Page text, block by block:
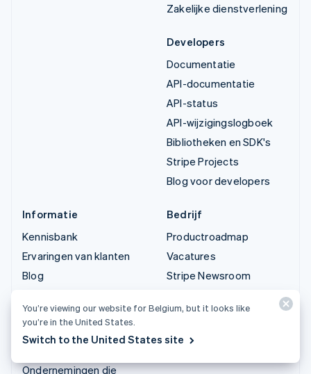
Zakelijke dienstverlening
Developers
Documentatie
API-documentatie
API-status
API-wijzigingslogboek
Bibliotheken en SDK's
Stripe Projects
Blog voor developers
Informatie
Kennisbank
Ervaringen van klanten
Blog
Jaarlijks congres
Sessions
Ondernemingen die
Bedrijf
Productroadmap
Vacatures
Stripe Newsroom
Neem contact op
You’re viewing our website for Belgium, but it looks like
you’re in the United States.
Switch to the United States site